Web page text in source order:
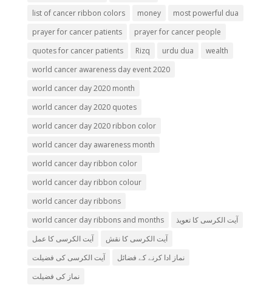
list of cancer ribbon colors
money
most powerful dua
prayer for cancer patients
prayer for cancer people
quotes for cancer patients
Rizq urdu dua
wealth
world cancer awareness day event 2020
world cancer day 2020 month
world cancer day 2020 quotes
world cancer day 2020 ribbon color
world cancer day awareness month
world cancer day ribbon color
world cancer day ribbon colour
world cancer day ribbons
world cancer day ribbons and months
آیت الکرسی کا تعویذ
آیت الکرسی کا عمل
آیت الکرسی کا نقش
آیت الکرسی کی فضیلت
نماز ادا کرنے کے فضائل
نماز کی فضیلت